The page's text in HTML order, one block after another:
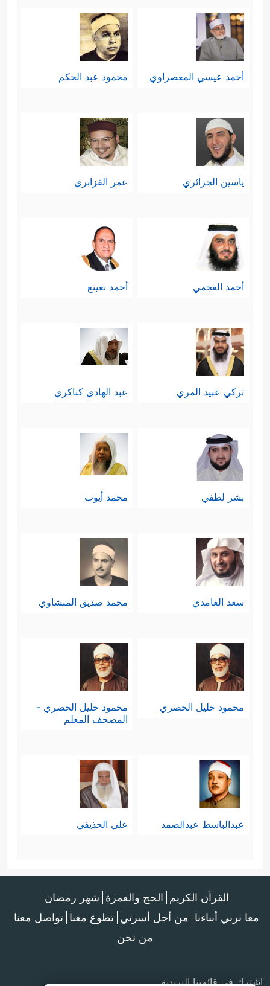
أحمد عيسي المعصراوي محمود عبد الحكم
ياسين الجزائري عمر القزابري
أحمد العجمي أحمد نعينع
تركي عبيد المري عبد الهادي كناكري
بشر لطفي محمد أيوب
سعد الغامدي محمد صديق المنشاوي
محمود خليل الحصري
محمود خليل الحصري -
المصحف المعلم
عبدالباسط عبدالصمد علي الحذيفي
القرآن الكريم الحج والعمرة شهر رمضان
معا نربي أبناءنا من أجل أسرتي تطوع معنا تواصل معنا
من نحن
اشترك في قائمتنا البريدية